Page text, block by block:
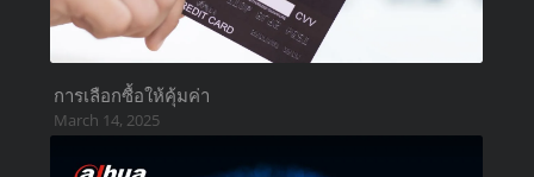
การเลือกซื้อให้คุ้มค่า
March 14, 2025